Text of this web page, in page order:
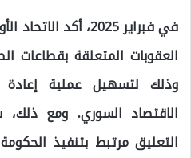
في فبراير 2025،
العقوبات المتعلقة بقطاعات
وذلك لتسهيل عملية إعادة
الاقتصاد السوري. ومع
التعليق مرتبط بتنفيذ